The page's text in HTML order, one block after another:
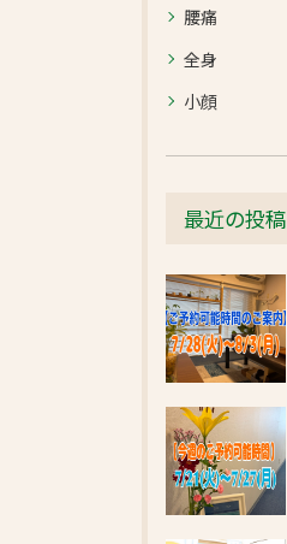
腰痛
全身
小顔
最近の投稿